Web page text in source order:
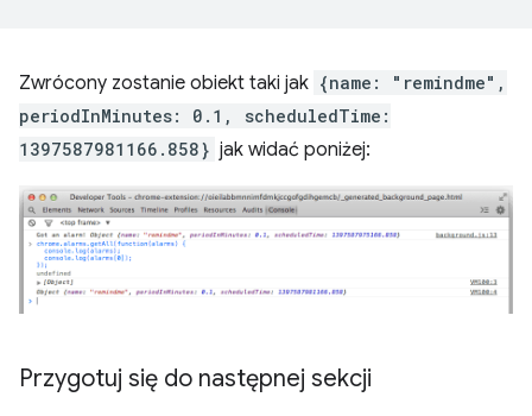
Zwrócony zostanie obiekt taki jak {name: "remindme",
periodInMinutes: 0.1, scheduledTime:
1397587981166.858} jak widać poniżej:
Przygotuj się do następnej sekcji